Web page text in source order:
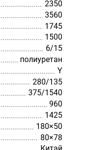
2350
3560
1745
1500
6/15
полиуретан
Y
280/135
375/1540
960
1425
180×50
80×78